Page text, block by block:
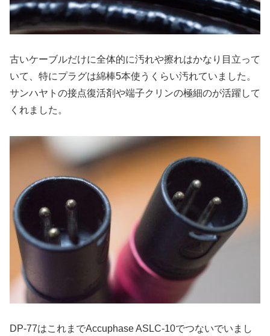
古いケーブルだけに全体的に汚れや擦れはかなり目立って
いて、特にプラグは綿棒5本使うくらい汚れていました。
サンハヤトの接点復活剤や端子クリンの極細のが活躍して
くれました。
DP-77はこれまでAccuphase ASLC-10でつないでいまし